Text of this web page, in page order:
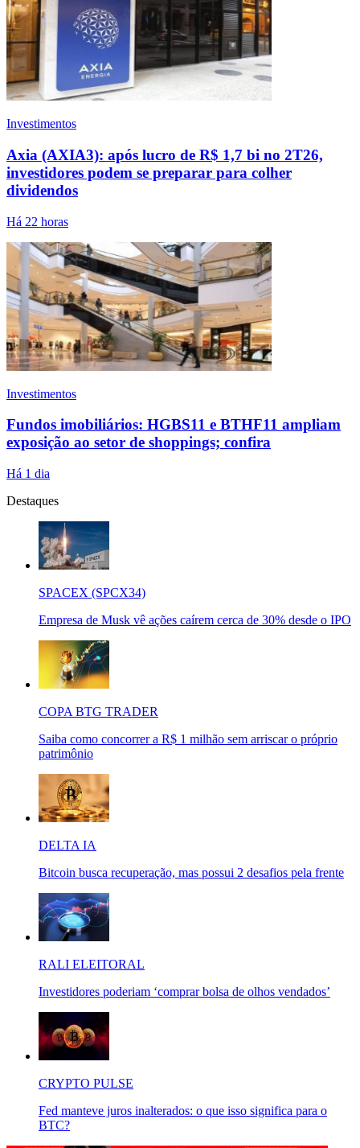
Investimentos
Axia (AXIA3): após lucro de R$ 1,7 bi no 2T26,
investidores podem se preparar para colher
dividendos
Há 22 horas
Investimentos
Fundos imobiliários: HGBS11 e BTHF11 ampliam
exposição ao setor de shoppings; confira
Há 1 dia
Destaques
SPACEX (SPCX34)
Empresa de Musk vê ações caírem cerca de 30% desde o IPO
COPA BTG TRADER
Saiba como concorrer a R$ 1 milhão sem arriscar o próprio
patrimônio
DELTA IA
Bitcoin busca recuperação, mas possui 2 desafios pela frente
RALI ELEITORAL
Investidores poderiam ‘comprar bolsa de olhos vendados’
CRYPTO PULSE
Fed manteve juros inalterados: o que isso significa para o
BTC?